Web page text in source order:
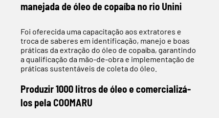
manejada de óleo de copaíba no rio Unini
Foi oferecida uma capacitação aos extratores e
troca de saberes em identificação, manejo e boas
práticas da extração do óleo de copaíba, garantindo
a qualificação da mão-de-obra e implementação de
práticas sustentáveis de coleta do óleo.
Produzir 1000 litros de óleo e comercializá-
los pela COOMARU